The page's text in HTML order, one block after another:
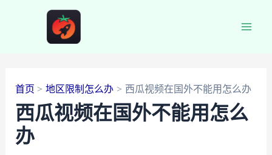
首页 地区限制怎么办 西瓜视频在国外不能用怎么办
西瓜视频在国外不能用怎么
办